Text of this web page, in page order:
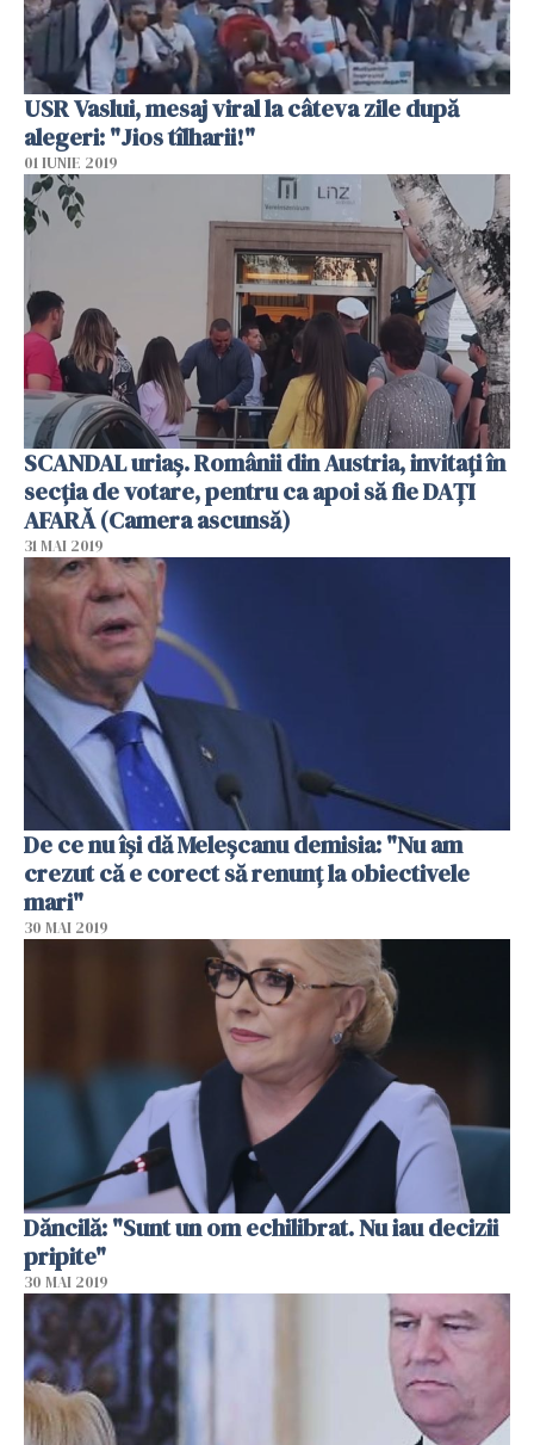
USR Vaslui, mesaj viral la câteva zile după
alegeri: "Jios tîlharii!"
01 IUNIE 2019
SCANDAL uriaș. Românii din Austria, invitați în
secția de votare, pentru ca apoi să fie DAȚI
AFARĂ (Camera ascunsă)
31 MAI 2019
De ce nu îşi dă Meleşcanu demisia: "Nu am
crezut că e corect să renunţ la obiectivele
mari"
30 MAI 2019
Dăncilă: "Sunt un om echilibrat. Nu iau decizii
pripite"
30 MAI 2019